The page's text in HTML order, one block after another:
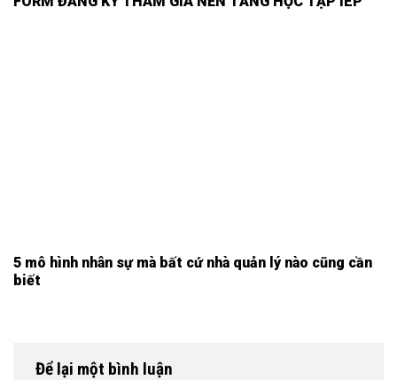
5 mô hình nhân sự mà bất cứ nhà quản lý nào cũng cần
biết
Để lại một bình luận